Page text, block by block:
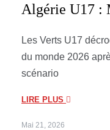
Algérie U17 :
Les Verts U17
du monde 2026
scénario
LIRE PLUS
Mai 21, 2026